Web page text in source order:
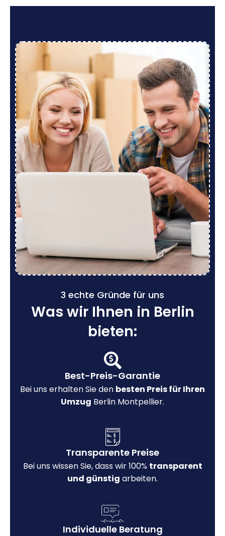
3 echte Gründe für uns
Was wir Ihnen in Berlin
bieten:
Best-Preis-Garantie
Bei uns erhalten Sie den besten Preis für Ihren
Umzug Berlin Montpellier.
Transparente Preise
Bei uns wissen Sie, dass wir 100% transparent
und günstig arbeiten.
Individuelle Beratung